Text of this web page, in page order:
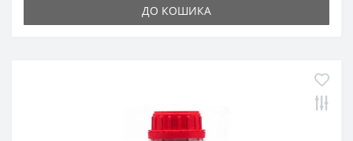
ДО КОШИКА